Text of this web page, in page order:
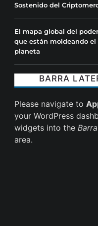
Sostenido del
El mapa global del
que están moldeando
planeta
BARRA
Please navigate to
your WordPress
widgets into the
area.